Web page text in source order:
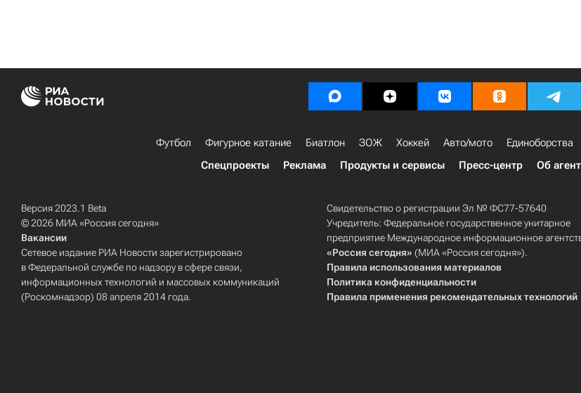
Футбол Фигурное катание Биатлон ЗОЖ Хоккей Авто/мото Единоборства
Спецпроекты
Реклама Продукты и сервисы Пресс-центр Об
Версия 2023.1 Beta
© 2026 МИА «Россия сегодня»
Вакансии
Сетевое издание РИА Новости зарегистрировано
в Федеральной службе по надзору в сфере связи,
информационных технологий и массовых коммуникаций
(Роскомнадзор) 08 апреля 2014 года.
Свидетельство о регистрации Эл № ФС77-57640
Учредитель: Федеральное государственное унитарное
предприятие Международное информационное
«Россия сегодня» (МИА «Россия сегодня»).
Правила использования материалов
Политика конфиденциальности
Правила применения рекомендательных технологий